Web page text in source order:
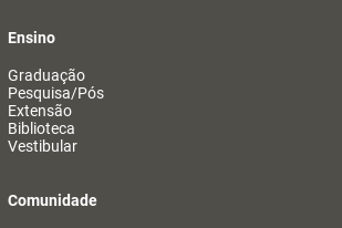
Ensino
Graduação
Pesquisa/Pós
Extensão
Biblioteca
Vestibular
Comunidade